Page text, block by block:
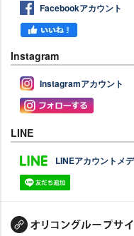
Facebookアカウント
Instagram
Instagramアカウント
LINE
LINEアカウントメ